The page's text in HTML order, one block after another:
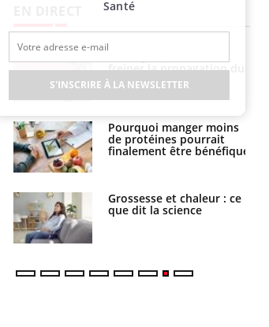
t- freiner la propagation du
cancer ?
Pourquoi manger moins
de protéines pourrait
finalement être bénéfique
Grossesse et chaleur : ce
que dit la science
Santé
S'INSCRIRE À LA NEWSLETTER